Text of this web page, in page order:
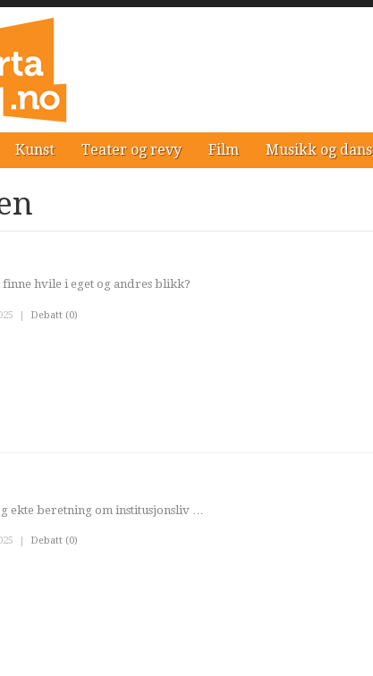
Kunst Teater og revy Film Musikk og dans
finne hvile i eget og andres blikk?
| Debatt (0)
ekte beretning om institusjonsliv …
Debatt (0)